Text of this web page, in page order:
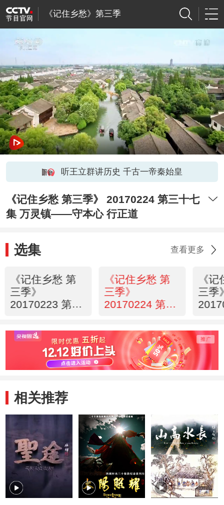
《记住乡愁》第三季
听王立群讲历史 千古一帝秦始皇
《记住乡愁 第三季》 20170224 第三十七
集 万灵镇——守本心 行正道
选集 查看更多
《记住乡愁 第
三季》
20170223 第三
——精益求精
《记住乡愁 第
三季》
20170224 第三
——守本心 行
正道
《
三季
——
和谐
相关推荐